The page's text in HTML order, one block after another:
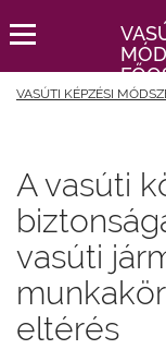
VASÚTI KÉPZÉSI
A vasúti
vasúti
eltérés